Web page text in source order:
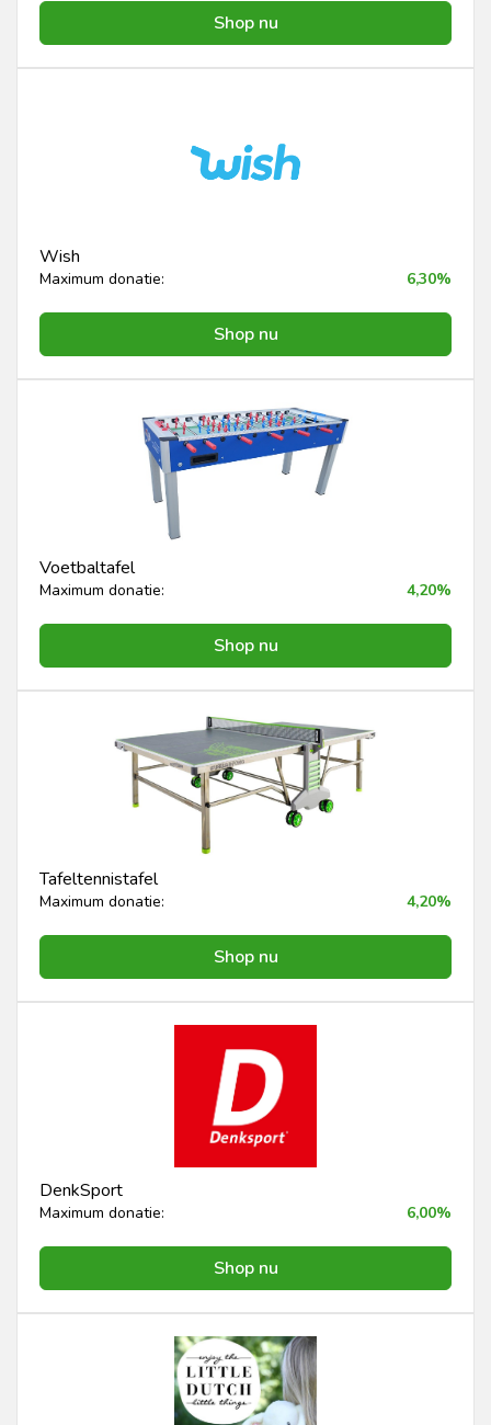
Shop nu
Wish
Maximum donatie: 6,30%
Shop nu
Voetbaltafel
Maximum donatie: 4,20%
Shop nu
Tafeltennistafel
Maximum donatie: 4,20%
Shop nu
DenkSport
Maximum donatie: 6,00%
Shop nu